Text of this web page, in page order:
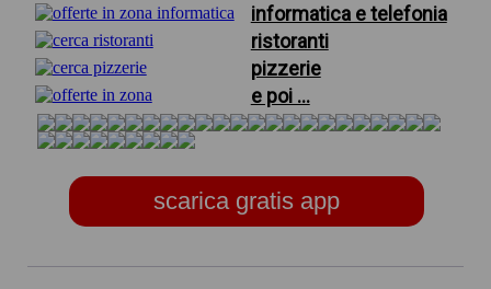
informatica e telefonia
ristoranti
pizzerie
e poi ...
scarica gratis app